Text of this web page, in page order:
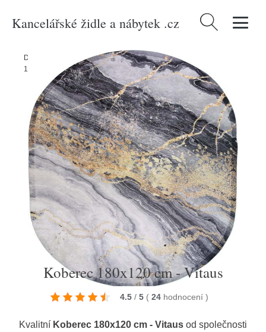
Kancelářské židle a nábytek .cz Vyhledávání
Domů Textil/Koberce a rohožky/Koberce
180x120 cm - Vitaus
Koberec 180x120 cm - Vitaus
4.5 / 5 ( 24 hodnocení )
Kvalitní Koberec 180x120 cm - Vitaus od společnosti